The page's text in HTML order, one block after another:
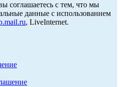
соглашаетесь с тем, что мы
данные с использованием
, LiveInternet.